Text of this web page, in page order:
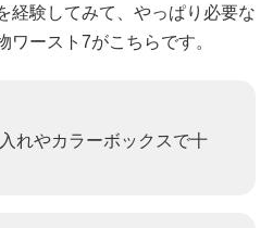
経験してみて、やっぱり必要な
ースト7がこちらです。
れやカラーボックスで十